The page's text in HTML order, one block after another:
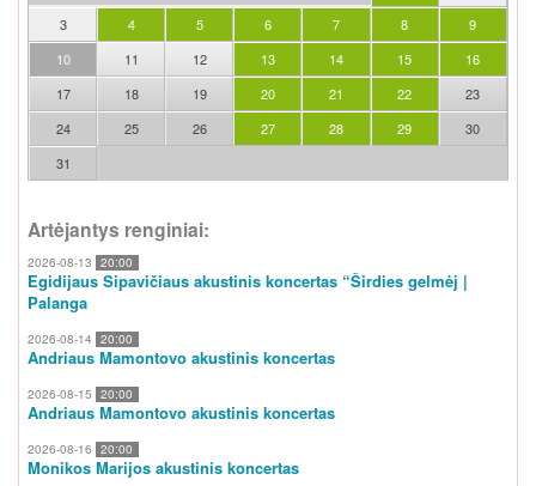
3
4 5 6 7 8
9
10
11 12 13 14 15
16
17
18 19 20 21 22
23
24
25 26 27 28 29
30
31
Artėjantys renginiai:
2026-08-13 20:00
Egidijaus Sipavičiaus akustinis koncertas “Širdies gelmėj |
Palanga
2026-08-14 20:00
Andriaus Mamontovo akustinis koncertas
2026-08-15 20:00
Andriaus Mamontovo akustinis koncertas
2026-08-16 20:00
Monikos Marijos akustinis koncertas